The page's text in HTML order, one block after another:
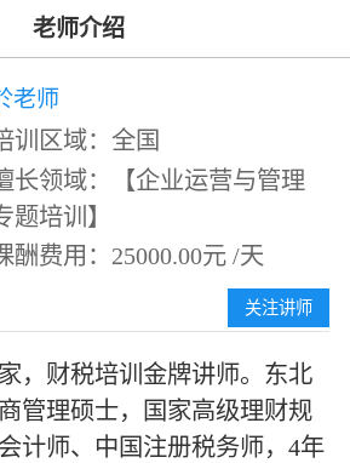
老师介绍
老师
训区域：全国
长领域：【企业运营与管理
题培训】
酬费用：25000.00元 /天
关注讲师
，财税培训金牌讲师。东北
管理硕士，国家高级理财规
计师、中国注册税务师，4年